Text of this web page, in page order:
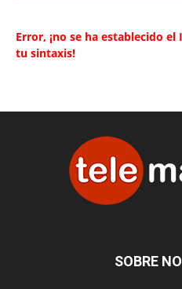
Error, ¡no se ha establecido
tu sintaxis!
SOBRE